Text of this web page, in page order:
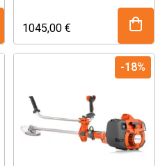
niittämiseen. Sisältää
valjaat ja kolme eri terää;
raivausterän, kolmioterän
ja siimapään.
1045,00€
-18%